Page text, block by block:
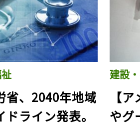
省、2040年地域
ライン発表。
建設
【
やグ